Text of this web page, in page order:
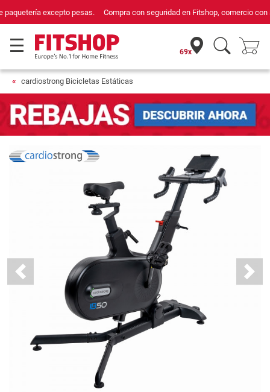
Compra con seguridad en Fitshop, comercio con sello de Confianza Online.
69x
cardiostrong Bicicletas Estáticas
Previous Next